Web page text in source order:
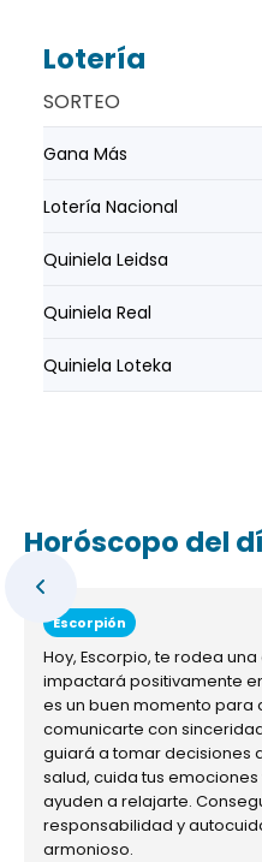
Lotería
SORTEO
Gana Más
Lotería Nacional
Quiniela Leidsa
Quiniela Real
Quiniela Loteka
Horóscopo del
Escorpión
Hoy, Escorpio, te rodea
impactará positivamente
es un buen momento para
comunicarte con
guiará a tomar decisiones
salud, cuida tus
ayuden a relajarte.
responsabilidad y
armonioso.